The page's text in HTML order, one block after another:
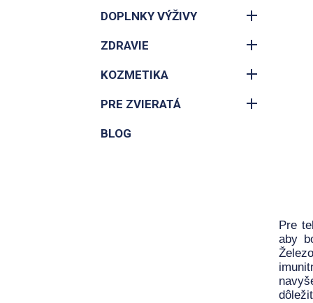
DOPLNKY VÝŽIVY
ZDRAVIE
KOZMETIKA
PRE ZVIERATÁ
BLOG
Pre
aby